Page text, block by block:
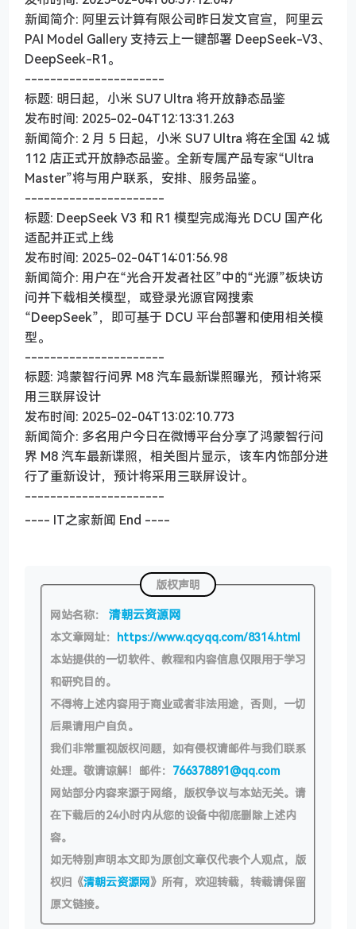
新闻简介: 阿里云计算有限公司昨日发文官宣，阿里云
PAI Model Gallery 支持云上一键部署 DeepSeek-V3、
DeepSeek-R1。
----------------------
标题: 明日起，小米 SU7 Ultra 将开放静态品鉴
发布时间: 2025-02-04T12:13:31.263
新闻简介: 2 月 5 日起，小米 SU7 Ultra 将在全国 42 城
112 店正式开放静态品鉴。全新专属产品专家“Ultra
Master”将与用户联系，安排、服务品鉴。
----------------------
标题: DeepSeek V3 和 R1 模型完成海光 DCU 国产化
适配并正式上线
发布时间: 2025-02-04T14:01:56.98
新闻简介: 用户在“光合开发者社区”中的“光源”板块访
问并下载相关模型，或登录光源官网搜索
“DeepSeek”，即可基于 DCU 平台部署和使用相关模
型。
----------------------
标题: 鸿蒙智行问界 M8 汽车最新谍照曝光，预计将采
用三联屏设计
发布时间: 2025-02-04T13:02:10.773
新闻简介: 多名用户今日在微博平台分享了鸿蒙智行问
界 M8 汽车最新谍照，相关图片显示，该车内饰部分进
行了重新设计，预计将采用三联屏设计。
----------------------
---- IT之家新闻 End ----
版权声明
网站名称： 清朝云资源网
本文章网址： https://www.qcyqq.com/8314.html
本站提供的一切软件、教程和内容信息仅限用于学习
和研究目的。
不得将上述内容用于商业或者非法用途，否则，一切
后果请用户自负。
我们非常重视版权问题，如有侵权请邮件与我们联系
处理。敬请谅解！邮件： 766378891@qq.com
网站部分内容来源于网络，版权争议与本站无关。请
在下载后的24小时内从您的设备中彻底删除上述内
容。
如无特别声明本文即为原创文章仅代表个人观点，版
权归《清朝云资源网》所有，欢迎转载，转载请保留
原文链接。